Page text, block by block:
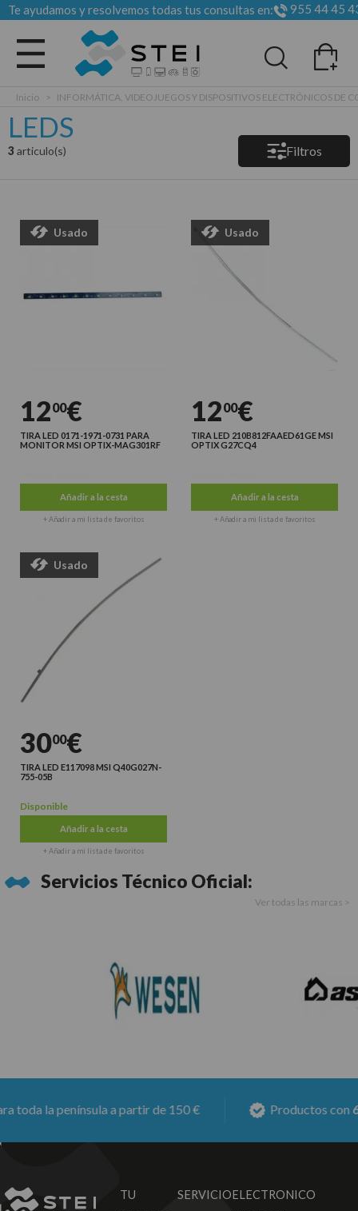
Te ayudamos y resolvemos todas tus consultas en: 955 44 45
Todas las categorias
Inicio > INFORMÁTICA, VIDEOJUEGOS Y DISPOSITIVOS ELECTRÓNICOS DE
LEDS
3 articulo(s) Filtros
Usado
1200€
TIRA LED 0171-1971-0731 PARA
MONITOR MSI OPTIX-MAG301RF
Añadir a la cesta
+ Añadir a mi lista de favoritos
Usado
1200€
TIRA LED 210B812FAAED61GE MSI
OPTIX G27CQ4
Añadir a la cesta
+ Añadir a mi lista de favoritos
Usado
3000€
TIRA LED E117098 MSI Q40G027N-
755-05B
Disponible
Añadir a la cesta
+ Añadir a mi lista de favoritos
Servicios Técnico Oficial:
Ver todas las marcas >
la península a partir de 150 € Productos con6
TU SERVICIOELECTRONICO